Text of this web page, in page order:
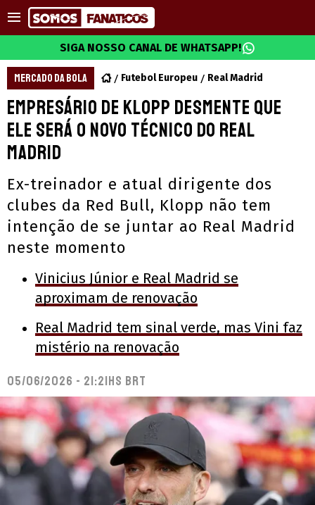
SIGA NOSSO CANAL DE WHATSAPP!
MERCADO DA BOLA Futebol Europeu Real Madrid
Empresário de Klopp desmente que
ele será o novo técnico do Real
Madrid
Ex-treinador e atual dirigente dos
clubes da Red Bull, Klopp não tem
intenção de se juntar ao Real Madrid
neste momento
Vinicius Júnior e Real Madrid se
aproximam de renovação
Real Madrid tem sinal verde, mas Vini faz
mistério na renovação
05/06/2026 - 21:21hs BRT